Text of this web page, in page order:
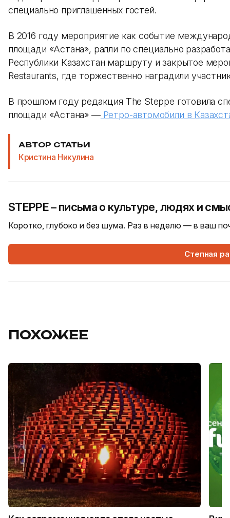
специально приглашенных гостей.
В 2016 году мероприятие как событие
площади «Астана», ралли по специально
Республики Казахстан маршруту и закрытое
Restaurants, где торжественно наградили
В прошлом году редакция The Steppe готовила
площади «Астана» —Ретро-автомобили в
АВТОР СТАТЬИ
Кристина Никулина
STEPPE – письма о культуре, людях и
Коротко, глубоко и без шума. Раз в неделю — в ваш
Степная
ПОХОЖЕЕ